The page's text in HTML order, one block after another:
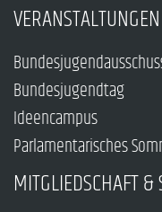
Bundesjugendtag
Ideencampus
Parlamentarisches
MITGLIEDSCHAFT &